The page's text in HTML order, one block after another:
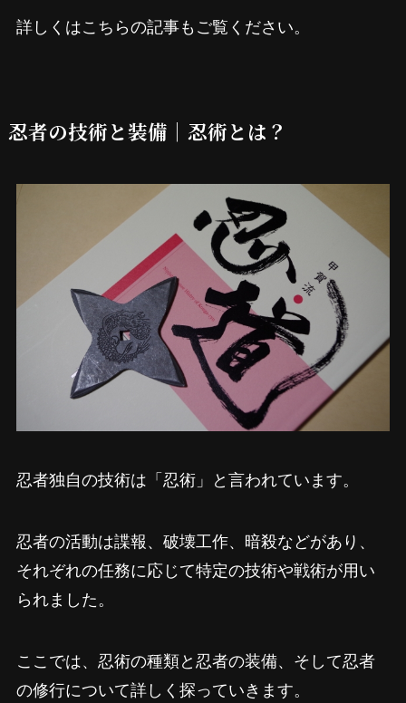
詳しくはこちらの記事もご覧ください。
忍者の技術と装備｜忍術とは？
忍者独自の技術は「忍術」と言われています。
忍者の活動は諜報、破壊工作、暗殺などがあり、
それぞれの任務に応じて特定の技術や戦術が用い
られました。
ここでは、忍術の種類と忍者の装備、そして忍者
の修行について詳しく探っていきます。